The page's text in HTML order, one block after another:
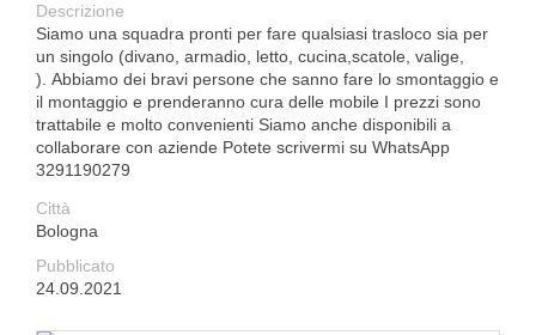
Descrizione
Siamo una squadra pronti per fare qualsiasi trasloco sia per
un singolo (divano, armadio, letto, cucina,scatole, valige,
). Abbiamo dei bravi persone che sanno fare lo smontaggio e
il montaggio e prenderanno cura delle mobile I prezzi sono
trattabile e molto convenienti Siamo anche disponibili a
collaborare con aziende Potete scrivermi su WhatsApp
3291190279
Città
Bologna
Pubblicato
24.09.2021